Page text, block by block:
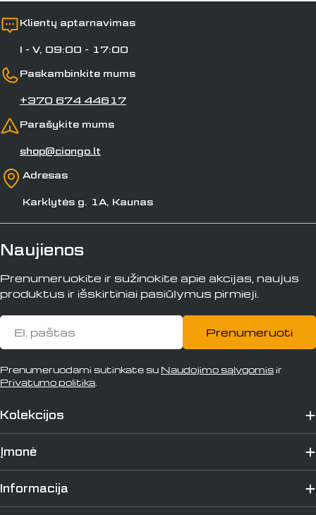
Klientų aptarnavimas
I - V, 09:00 - 17:00
Paskambinkite mums
+370 674 44617
Parašykite mums
shop@ciongo.lt
Adresas
Karklytės g. 1A, Kaunas
Kolekcijos
Įmonė
Informacija
Naujienos
Prenumeruokite ir sužinokite apie akcijas, naujus
produktus ir išskirtiniai pasiūlymus pirmieji.
El.
paštas
Prenumeruoti
Prenumeruodami sutinkate su Naudojimo sąlygomisir
Privatumo politika